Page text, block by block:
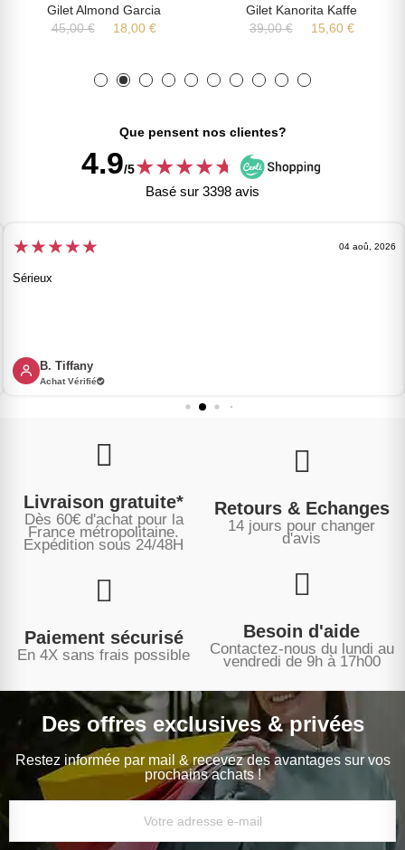
Gilet Almond Garcia
45,00 €
18,00 €
Gilet Kanorita Kaffe
39,00 €
15,60 €
Que pensent nos clientes?
4.9/5★★★★★
★
Basé sur 3398 avis
★★★★★ 04 aoû, 2026
Sérieux
B. Tiffany
Achat Vérifié
Livraison gratuite*
Dès 60€ d'achat pour la
France métropolitaine.
Expédition sous 24/48H
Retours & Echanges
14 jours pour changer
d'avis
Paiement sécurisé
En 4X sans frais possible
Besoin d'aide
Contactez-nous du lundi au
vendredi de 9h à 17h00
Des offres exclusives & privées
Restez informée par mail & recevez des avantages sur vos
prochains achats !